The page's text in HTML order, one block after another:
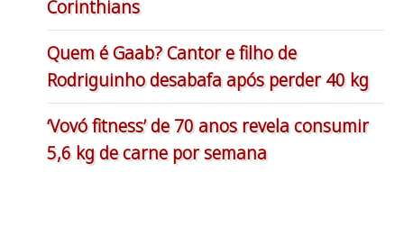
Corinthians
Quem é Gaab? Cantor e filho de
Rodriguinho desabafa após perder 40 kg
‘Vovó fitness’ de 70 anos revela consumir
5,6 kg de carne por semana